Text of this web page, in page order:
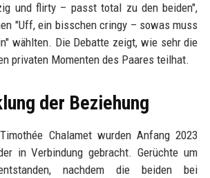
und flirty – passt total zu den beiden",
"Uff, ein bisschen cringy – sowas muss
wählten. Die Debatte zeigt, wie sehr die
privaten Momenten des Paares teilhat.
der Beziehung
Chalamet wurden Anfang 2023
in Verbindung gebracht. Gerüchte um
nachdem die beiden bei